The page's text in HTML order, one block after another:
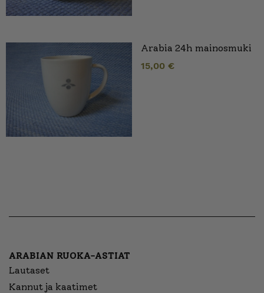
Arabia 24h mainosmuki
15,00 €
ARABIAN RUOKA-ASTIAT
Lautaset
Kannut ja kaatimet